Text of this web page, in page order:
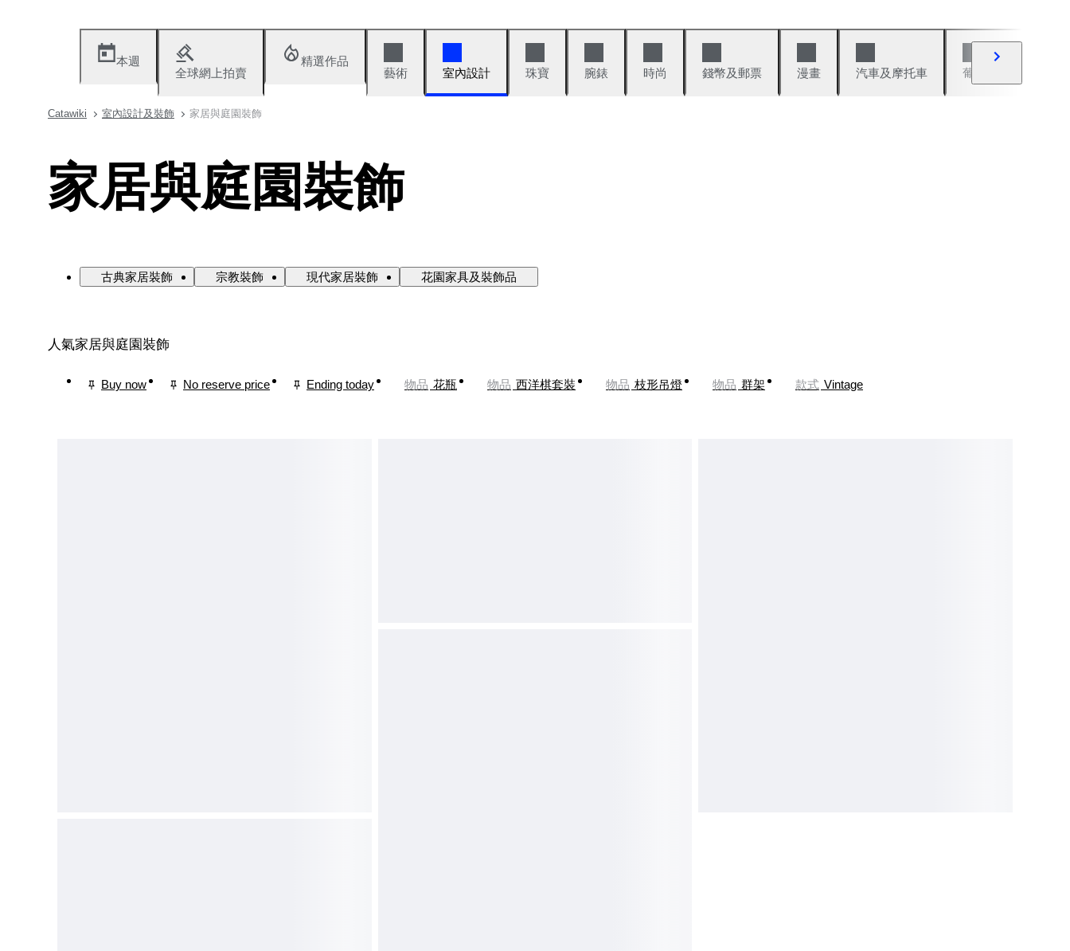
本週
全球網上拍賣
精選作品
藝術
室內設計 珠寶 腕錶 時尚 錢幣及郵票 漫畫 汽車及摩托車 葡萄酒與烈酒
Catawiki 室內設計及裝飾 家居與庭園裝飾
家居與庭園裝飾
古典家居裝飾 宗教裝飾 現代家居裝飾 花園家具及裝飾品
人氣家居與庭園裝飾
Buy now No reserve price Ending today 物品 花瓶 物品 西洋棋套裝 物品 枝形吊燈 物品 群架 款式 Vintage